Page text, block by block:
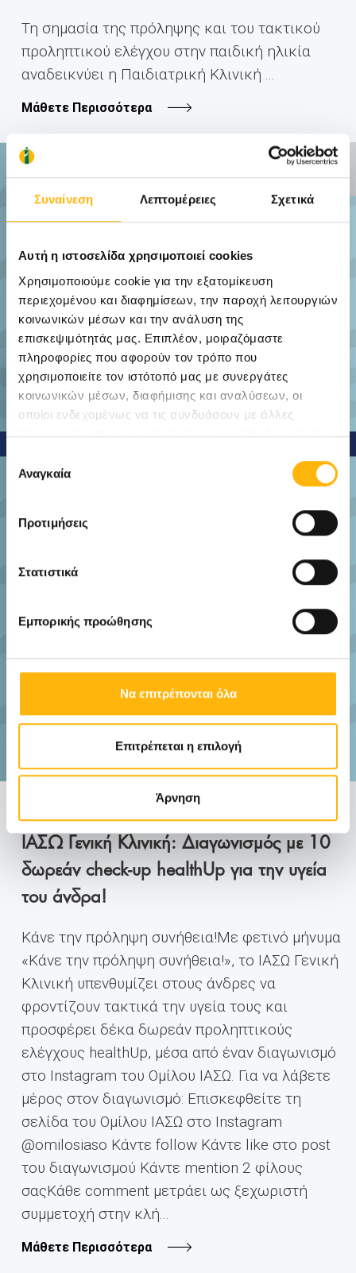
Συναίνεση Λεπτομέρειες Σχετικά
Αυτή η ιστοσελίδα χρησιμοποιεί cookies
Χρησιμοποιούμε cookie για την εξατομίκευση
περιεχομένου και διαφημίσεων, την παροχή λειτουργιών
κοινωνικών μέσων και την ανάλυση της
επισκεψιμότητάς μας. Επιπλέον, μοιραζόμαστε
πληροφορίες που αφορούν τον τρόπο που
χρησιμοποιείτε τον ιστότοπό μας με συνεργάτες
κοινωνικών μέσων, διαφήμισης και αναλύσεων, οι
οποίοι ενδεχομένως να τις συνδυάσουν με άλλες
πληροφορίες που τους έχετε παραχωρήσει ή τις οποίες
των υπηρεσιών τους.
Επιλογή
συγκατάθεσης
Αναγκαία
Προτιμήσεις
Στατιστικά
Εμπορικής προώθησης
Να επιτρέπονται όλα
Επιτρέπεται η επιλογή
Άρνηση
Τη σημασία της πρόληψης και του τακτικού
προληπτικού ελέγχου στην παιδική ηλικία
αναδεικνύει η Παιδιατρική Κλινική ...
Μάθετε Περισσότερα
ΑΝΕΝΕΡΓΗ
ΠΡΟΣΦΟΡΑ
24/11/2025
ΙΑΣΩ Γενική Κλινική: Διαγωνισμός με 10
δωρεάν check-up healthUp για την υγεία
του άνδρα!
Κάνε την πρόληψη συνήθεια!Με φετινό μήνυμα
«Κάνε την πρόληψη συνήθεια!», το ΙΑΣΩ Γενική
Κλινική υπενθυμίζει στους άνδρες να
φροντίζουν τακτικά την υγεία τους και
προσφέρει δέκα δωρεάν προληπτικούς
ελέγχους healthUp, μέσα από έναν διαγωνισμό
στο Instagram του Ομίλου ΙΑΣΩ. Για να λάβετε
μέρος στον διαγωνισμό: Επισκεφθείτε τη
σελίδα του Ομίλου ΙΑΣΩ στο Instagram
@omilosiaso Κάντε follow Κάντε like στο post
του διαγωνισμού Κάντε mention 2 φίλους
σαςΚάθε comment μετράει ως ξεχωριστή
συμμετοχή στην κλή...
Μάθετε Περισσότερα